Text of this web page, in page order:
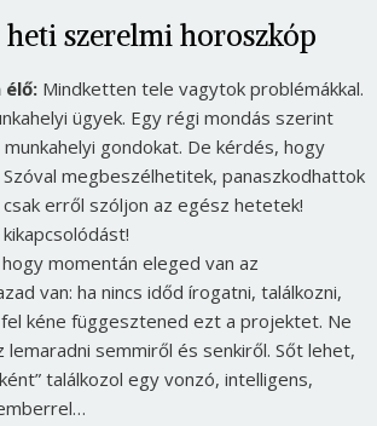
heti szerelmi horoszkóp
élő:Mindketten tele vagytok problémákkal.
ügyek. Egy régi mondás szerint
munkahelyi gondokat. De kérdés, hogy
megbeszélhetitek, panaszkodhattok
erről szóljon az egész hetetek!
momentán eleged van az
van: ha nincs időd írogatni, találkozni,
kéne függesztened ezt a projektet. Ne
semmiről és senkiről. Sőt lehet,
találkozol egy vonzó, intelligens,